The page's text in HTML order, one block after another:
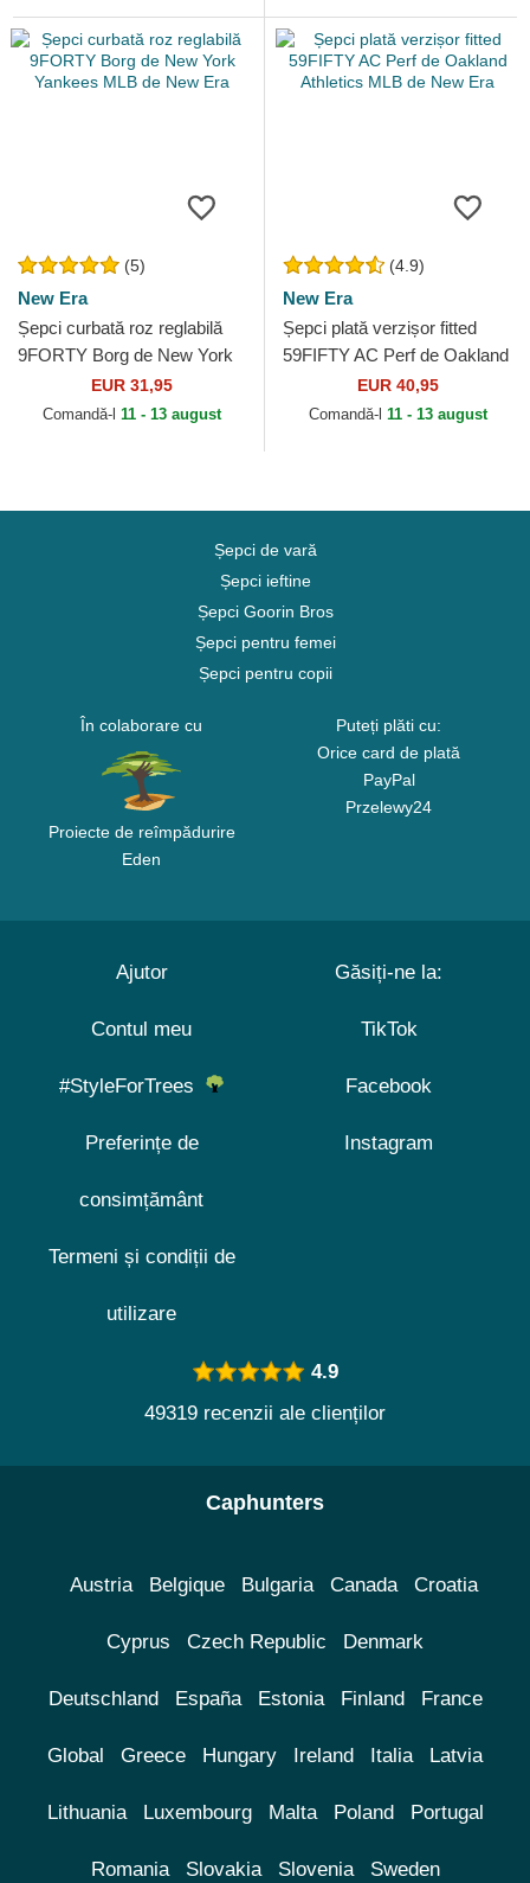
(5)
New Era
Șepci curbată roz reglabilă
9FORTY Borg de New York
Yankees MLB de New Era
EUR 31,95
Comandă-l 11 - 13 august
(4.9)
New Era
Șepci plată verzișor fitted
59FIFTY AC Perf de Oakland
Athletics MLB de New Era
EUR 40,95
Comandă-l 11 - 13 august
Șepci de vară
Șepci ieftine
Șepci Goorin Bros
Șepci pentru femei
Șepci pentru copii
În colaborare cu
Proiecte de reîmpădurire
Eden
Puteți plăti cu:
Orice card de plată
PayPal
Przelewy24
Ajutor
Contul meu
#StyleForTrees
Preferințe de
consimțământ
Termeni și condiții de
utilizare
Găsiți-ne la:
TikTok
Facebook
Instagram
4.9
49319 recenzii ale clienților
Caphunters
Austria Belgique Bulgaria Canada Croatia
Cyprus Czech Republic Denmark
Deutschland España Estonia Finland France
Global Greece Hungary Ireland Italia Latvia
Lithuania Luxembourg Malta Poland Portugal
Romania Slovakia Slovenia Sweden